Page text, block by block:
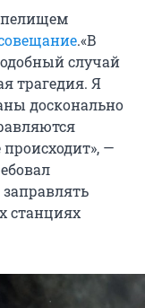
.«В
случай
трагедия. Я
досконально
—
станциях